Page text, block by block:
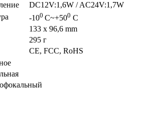
DC12V:1,6W / AC24V:1,7W
-100 C~+500 C
133 x 96,6 mm
295 г
CE, FCC, RoHS